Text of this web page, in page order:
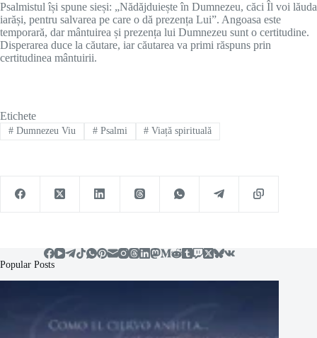
Psalmistul își spune sieși: „Nădăjduiește în Dumnezeu, căci Îl voi lăuda
iarăși, pentru salvarea pe care o dă prezența Lui”. Angoasa este
temporară, dar mântuirea și prezența lui Dumnezeu sunt o certitudine.
Disperarea duce la căutare, iar căutarea va primi răspuns prin
certitudinea mântuirii.
Etichete
#Dumnezeu Viu #Psalmi # Viață spirituală
Popular Posts